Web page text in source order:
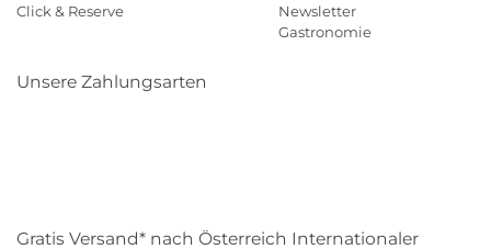
Click & Reserve
Newsletter
Gastronomie
Unsere Zahlungsarten
Gratis Versand* nach Österreich Internationaler